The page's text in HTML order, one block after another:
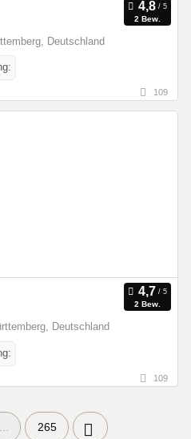
2 Bew.
Deutschland
109
2 Bew.
Deutschland
109
265